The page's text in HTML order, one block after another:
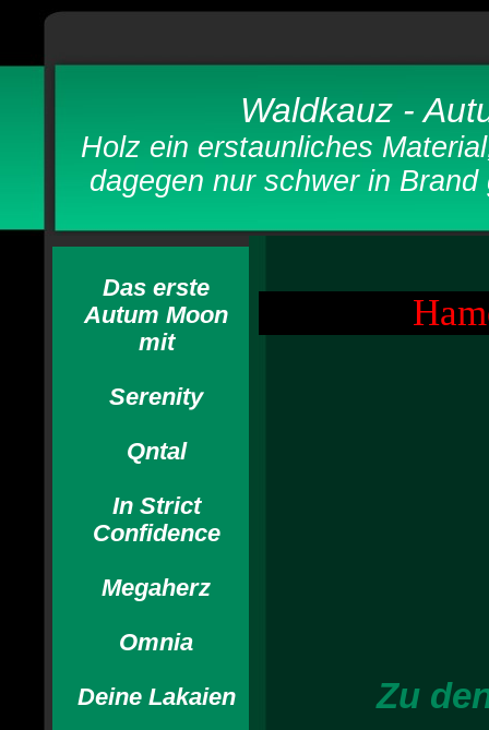
Waldkauz -
Holz ein erstaunliches
dagegen nur schwer in
Das erste
Autum Moon
mit
Serenity
Qntal
In Strict
Confidence
Megaherz
Omnia
Deine Lakaien
Zu